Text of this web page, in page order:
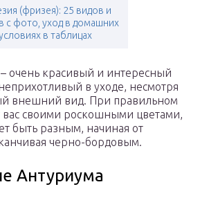
(фризея): 25 видов и
с фото, уход в домашних
в таблицах
очень красивый и интересный
в уходе, несмотря
внешний вид. При правильном
вас своими роскошными цветами,
быть разным, начиная от
черно-бордовым.
Антуриума